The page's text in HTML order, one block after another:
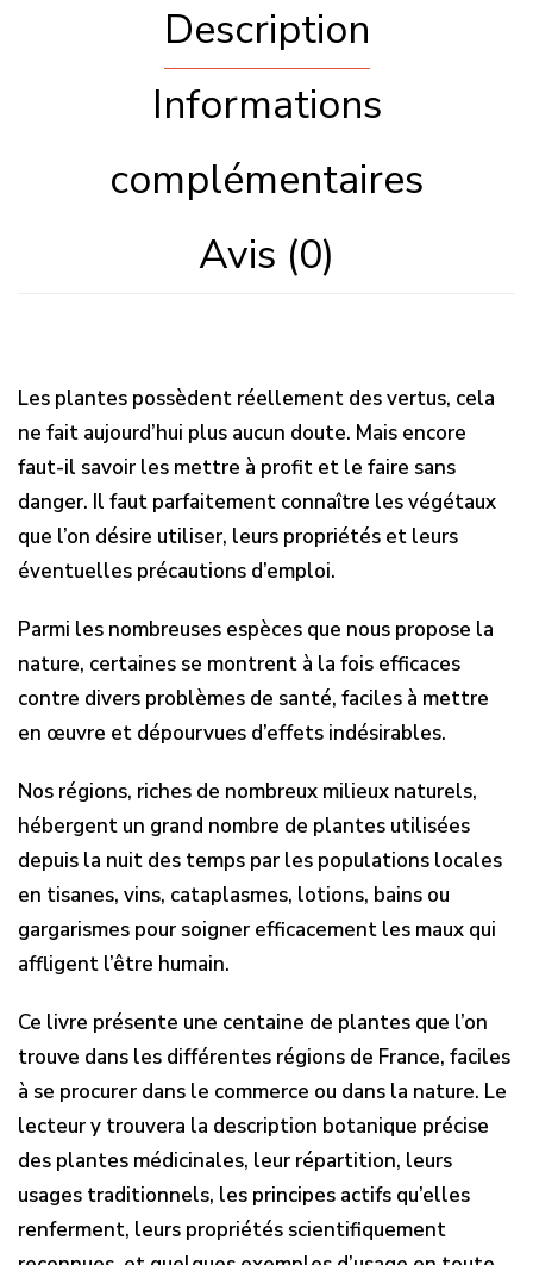
Description
Informations
complémentaires
Avis (0)
Les plantes possèdent réellement des vertus, cela
ne fait aujourd’hui plus aucun doute. Mais encore
faut-il savoir les mettre à profit et le faire sans
danger. Il faut parfaitement connaître les végétaux
que l’on désire utiliser, leurs propriétés et leurs
éventuelles précautions d’emploi.
Parmi les nombreuses espèces que nous propose la
nature, certaines se montrent à la fois efficaces
contre divers problèmes de santé, faciles à mettre
en œuvre et dépourvues d’effets indésirables.
Nos régions, riches de nombreux milieux naturels,
hébergent un grand nombre de plantes utilisées
depuis la nuit des temps par les populations locales
en tisanes, vins, cataplasmes, lotions, bains ou
gargarismes pour soigner efficacement les maux qui
affligent l’être humain.
Ce livre présente une centaine de plantes que l’on
trouve dans les différentes régions de France, faciles
à se procurer dans le commerce ou dans la nature. Le
lecteur y trouvera la description botanique précise
des plantes médicinales, leur répartition, leurs
usages traditionnels, les principes actifs qu’elles
renferment, leurs propriétés scientifiquement